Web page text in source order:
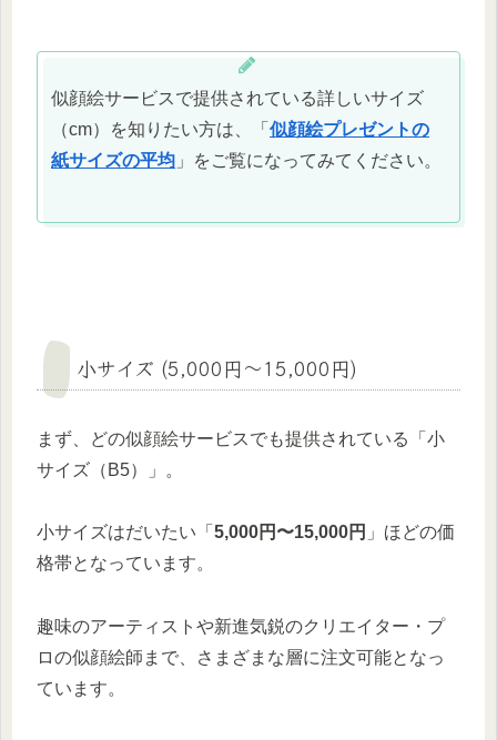
似顔絵サービスで提供されている詳しいサイズ
（cm）を知りたい方は、「 似顔絵プレゼントの
紙サイズの平均 」をご覧になってみてください。
小サイズ (5,000円〜15,000円)
まず、どの似顔絵サービスでも提供されている「小
サイズ（B5）」。
小サイズはだいたい「 5,000円〜15,000円 」ほどの価
格帯となっています。
趣味のアーティストや新進気鋭のクリエイター・プ
ロの似顔絵師まで、さまざまな層に注文可能となっ
ています。